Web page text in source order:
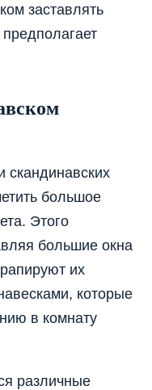
заставлять
скандинавских
большое
Этого
большие окна
их
которые
в комнату
различные